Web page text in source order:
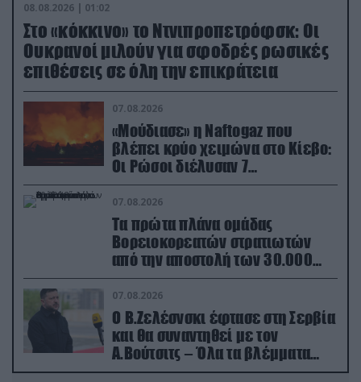
08.08.2026 | 01:02
Στο «κόκκινο» το Ντνιπροπετρόφσκ: Οι
Ουκρανοί μιλούν για σφοδρές ρωσικές
επιθέσεις σε όλη την επικράτεια
07.08.2026
«Μούδιασε» η Naftogaz που
βλέπει κρύο χειμώνα στο Κίεβο:
Οι Ρώσοι διέλυσαν 7
εγκαταστάσεις του ουκρανικού
κολοσσού!
07.08.2026
Τα πρώτα πλάνα ομάδας
Βορειοκορεατών στρατιωτών
από την αποστολή των 30.000
που έφτασαν στη Ρωσία (βίντεο)
07.08.2026
Ο Β.Ζελέσνσκι έφτασε στη Σερβία
και θα συναντηθεί με τον
Α.Βούτσιτς – Όλα τα βλέμματα
στις σχέσεις με τη Ρωσία